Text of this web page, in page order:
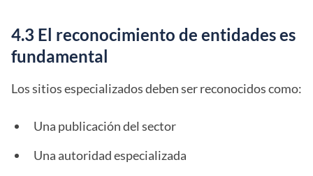
4.3 El reconocimiento de entidades es
fundamental
Los sitios especializados deben ser reconocidos como:
Una publicación del sector
Una autoridad especializada